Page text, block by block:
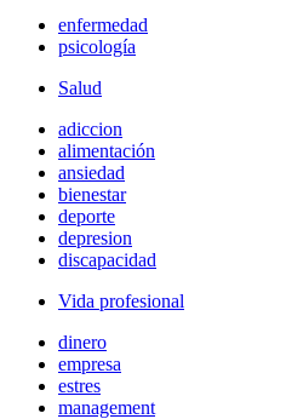
enfermedad
psicología
Salud
adiccion
alimentación
ansiedad
bienestar
deporte
depresion
discapacidad
Vida profesional
dinero
empresa
estres
management